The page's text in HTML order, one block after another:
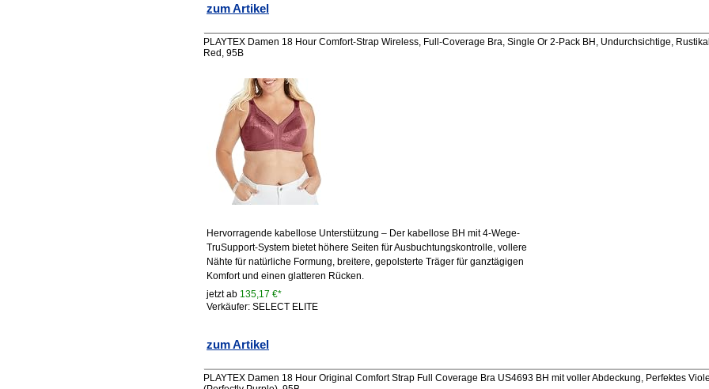
zum Artikel
PLAYTEX Damen 18 Hour Comfort-Strap Wireless, Full-Coverage Bra, Single Or 2-Pack BH, Undurchsichtige,
Red, 95B
Hervorragende kabellose Unterstützung – Der kabellose BH mit 4-Wege-
TruSupport-System bietet höhere Seiten für Ausbuchtungskontrolle, vollere
Nähte für natürliche Formung, breitere, gepolsterte Träger für ganztägigen
Komfort und einen glatteren Rücken.
jetzt ab 135,17 €*
Verkäufer: SELECT ELITE
zum Artikel
PLAYTEX Damen 18 Hour Original Comfort Strap Full Coverage Bra US4693 BH mit voller Abdeckung, Perfektes